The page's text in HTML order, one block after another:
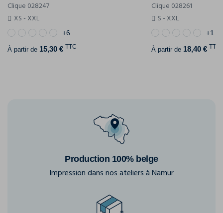
Clique 028247
XS - XXL
+6
À partir de 15,30 € TTC
Clique 028261
S - XXL
+1
À partir de 18,40 € TTC
Production 100% belge
Impression dans nos ateliers à Namur